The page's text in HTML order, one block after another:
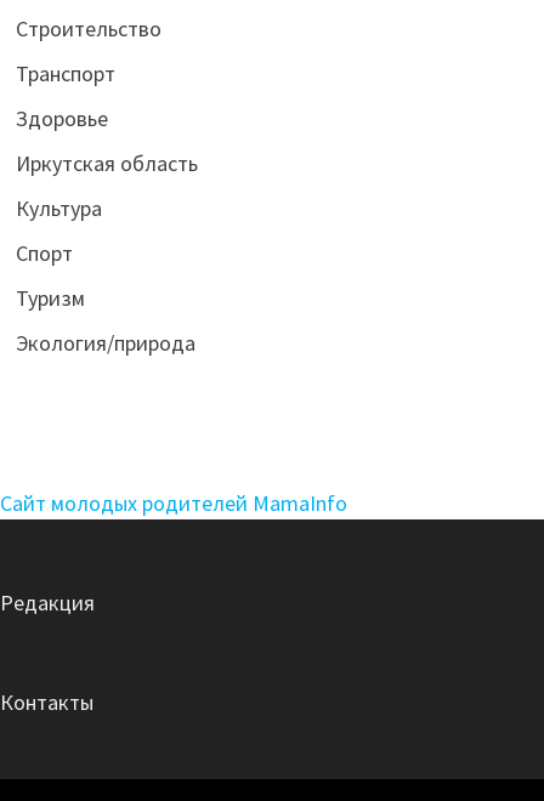
Строительство
Транспорт
Здоровье
Иркутская область
Культура
Спорт
Туризм
Экология/природа
Сайт молодых родителей MamaInfo
Редакция
Контакты